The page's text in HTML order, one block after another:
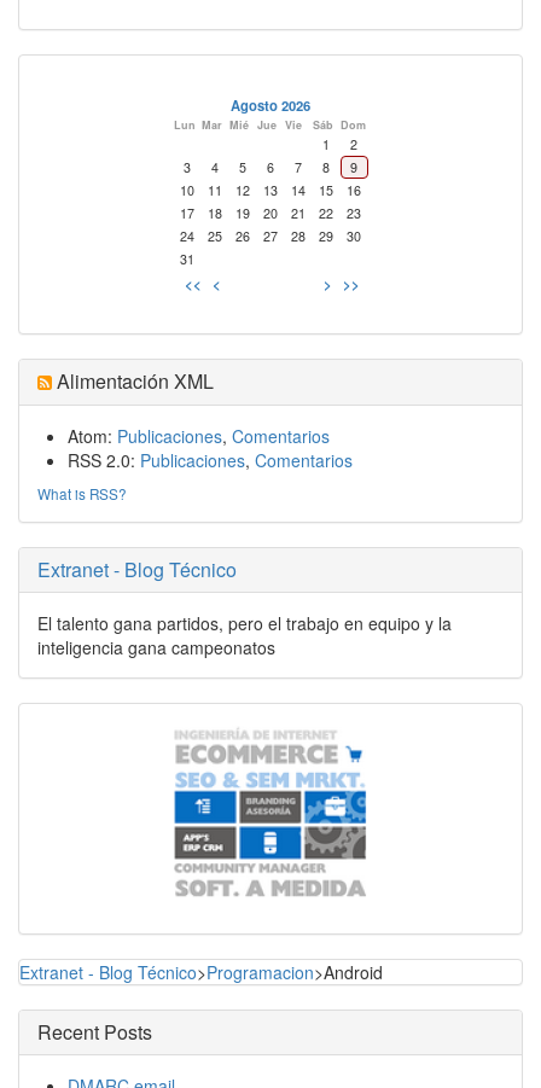
Agosto 2026
Lun Mar Mié Jue Vie Sáb Dom
1
2
3
4 5 6 7 8
9
10
11 12 13 14 15
16
17
18 19 20 21 22
23
24
25 26 27 28 29
30
31
<< < > >>
Alimentación XML
Atom: Publicaciones, Comentarios
RSS 2.0: Publicaciones, Comentarios
What is RSS?
Extranet - Blog Técnico
El talento gana partidos, pero el trabajo en equipo y la
inteligencia gana campeonatos
Extranet - Blog Técnico>Programacion>Android
Recent Posts